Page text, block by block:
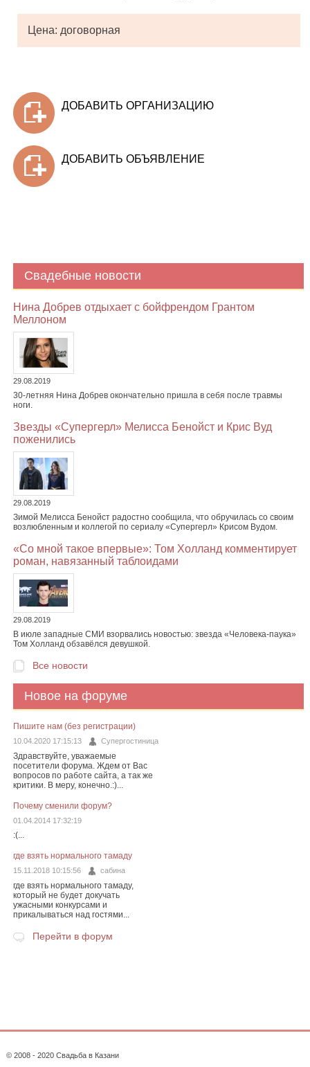
Цена: договорная
ДОБАВИТЬ ОРГАНИЗАЦИЮ
ДОБАВИТЬ ОБЪЯВЛЕНИЕ
Свадебные новости
Нина Добрев отдыхает с бойфрендом Грантом
Меллоном
29.08.2019
30-летняя Нина Добрев окончательно пришла в себя после травмы
ноги.
Звезды «Супергерл» Мелисса Бенойст и Крис Вуд
поженились
29.08.2019
Зимой Мелисса Бенойст радостно сообщила, что обручилась со своим
возлюбленным и коллегой по сериалу «Супергерл» Крисом Вудом.
«Со мной такое впервые»: Том Холланд комментирует
роман, навязанный таблоидами
29.08.2019
В июле западные СМИ взорвались новостью: звезда «Человека-паука»
Том Холланд обзавёлся девушкой.
Все новости
Новое на форуме
Пишите нам (без регистрации)
10.04.2020 17:15:13 Супергостиница
Здравствуйте, уважаемые
посетители форума. Ждем от Вас
вопросов по работе сайта, а так же
критики. В меру, конечно.:)...
Почему сменили форум?
01.04.2014 17:32:19
:(...
где взять нормального тамаду
15.11.2018 10:15:56 сабина
где взять нормального тамаду,
который не будет докучать
ужасными конкурсами и
прикалываться над гостями...
Перейти в форум
© 2008 - 2020 Свадьба в Казани